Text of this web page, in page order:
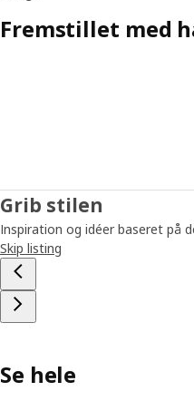
Fremstillet med
Grib stilen
Inspiration og idéer baseret på
Skip listing
Se hele